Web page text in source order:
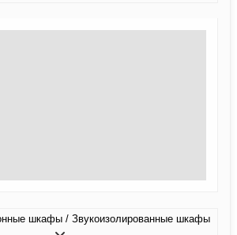
шкафы / Звукоизолированные шкафы